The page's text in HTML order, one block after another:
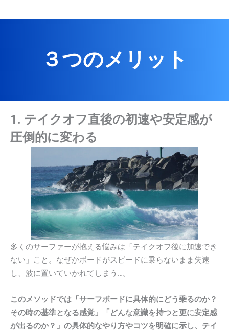
３つのメリット
1. テイクオフ直後の初速や安定感が
圧倒的に変わる
多くのサーファーが抱える悩みは「テイクオフ後に加速でき
ない」こと。なぜかボードがスピードに乗らないまま失速
し、波に置いていかれてしまう…。
このメソッドでは「サーフボードに具体的にどう乗るのか？
その時の基準となる感覚」「どんな意識を持つと更に安定感
が出るのか？」の具体的なやり方やコツを明確に示し、テイ